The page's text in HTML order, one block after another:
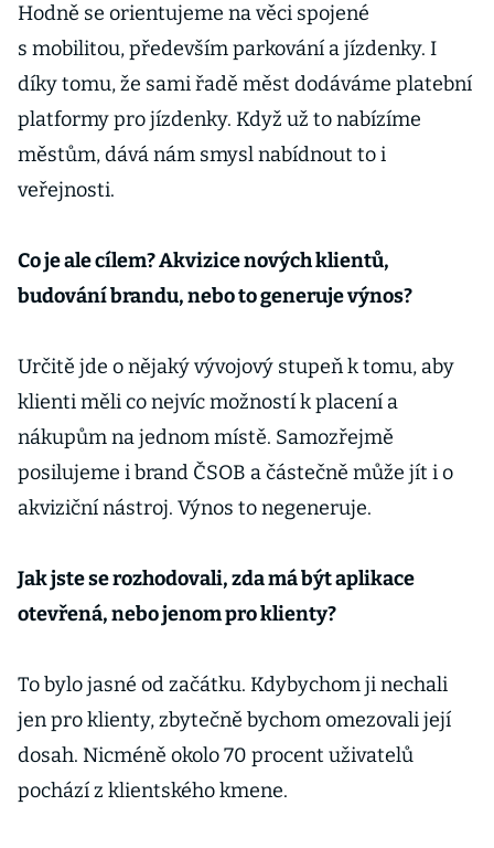
Hodně se orientujeme na věci spojené
s mobilitou, především parkování a jízdenky. I
díky tomu, že sami řadě měst dodáváme platební
platformy pro jízdenky. Když už to nabízíme
městům, dává nám smysl nabídnout to i
veřejnosti.
Co je ale cílem? Akvizice nových klientů,
budování brandu, nebo to generuje výnos?
Určitě jde o nějaký vývojový stupeň k tomu, aby
klienti měli co nejvíc možností k placení a
nákupům na jednom místě. Samozřejmě
posilujeme i brand ČSOB a částečně může jít i o
akviziční nástroj. Výnos to negeneruje.
Jak jste se rozhodovali, zda má být aplikace
otevřená, nebo jenom pro klienty?
To bylo jasné od začátku. Kdybychom ji nechali
jen pro klienty, zbytečně bychom omezovali její
dosah. Nicméně okolo 70 procent uživatelů
pochází z klientského kmene.